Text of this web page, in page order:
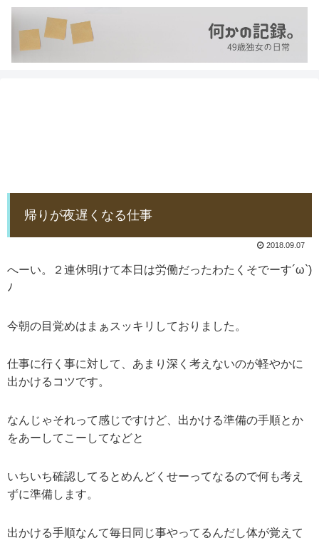
帰りが夜遅くなる仕事
2018.09.07
へーい。２連休明けて本日は労働だったわたくそでーす´ω`)
ﾉ
今朝の目覚めはまぁスッキリしておりました。
仕事に行く事に対して、あまり深く考えないのが軽やかに
出かけるコツです。
なんじゃそれって感じですけど、出かける準備の手順とか
をあーしてこーしてなどと
いちいち確認してるとめんどくせーってなるので何も考え
ずに準備します。
出かける手順なんて毎日同じ事やってるんだし体が覚えて